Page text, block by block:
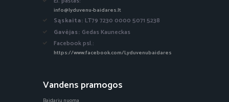
info@lyduvenu-baidares.lt
Sąskaita: LT79 7230 0000 5071 5238
Gavėjas: Gedas Kauneckas
Facebook psl.:
https://www.facebook.com/Lyduvenubaidares
Vandens pramogos